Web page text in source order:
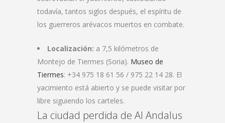
todavía, tantos siglos después, el espíritu de
los guerreros arévacos muertos en combate.
Localización: a 7,5 kilómetros de
Montejo de Tiermes (Soria). Museo de
Tiermes: +34 975 18 61 56 / 975 22 14 28. El
yacimiento está abierto y se puede visitar por
libre siguiendo los carteles.
La ciudad perdida de Al Andalus